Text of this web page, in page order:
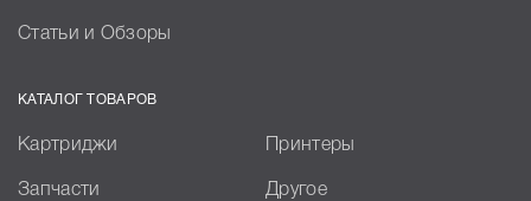
Статьи и Обзоры
КАТАЛОГ ТОВАРОВ
Картриджи Принтеры
Запчасти Другое